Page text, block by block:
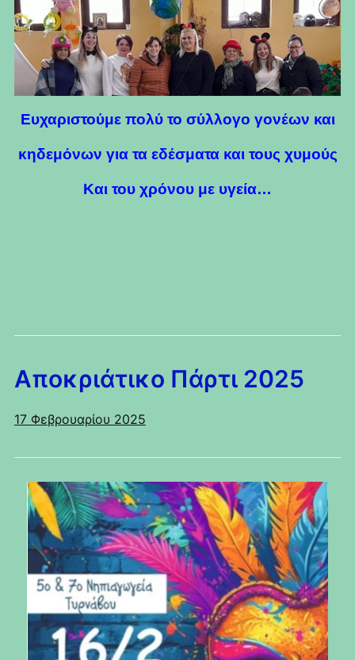
Ευχαριστούμε πολύ το σύλλογο γονέων και
κηδεμόνων για τα εδέσματα και τους χυμούς
Και του χρόνου με υγεία…
Αποκριάτικο Πάρτι 2025
17 Φεβρουαρίου 2025